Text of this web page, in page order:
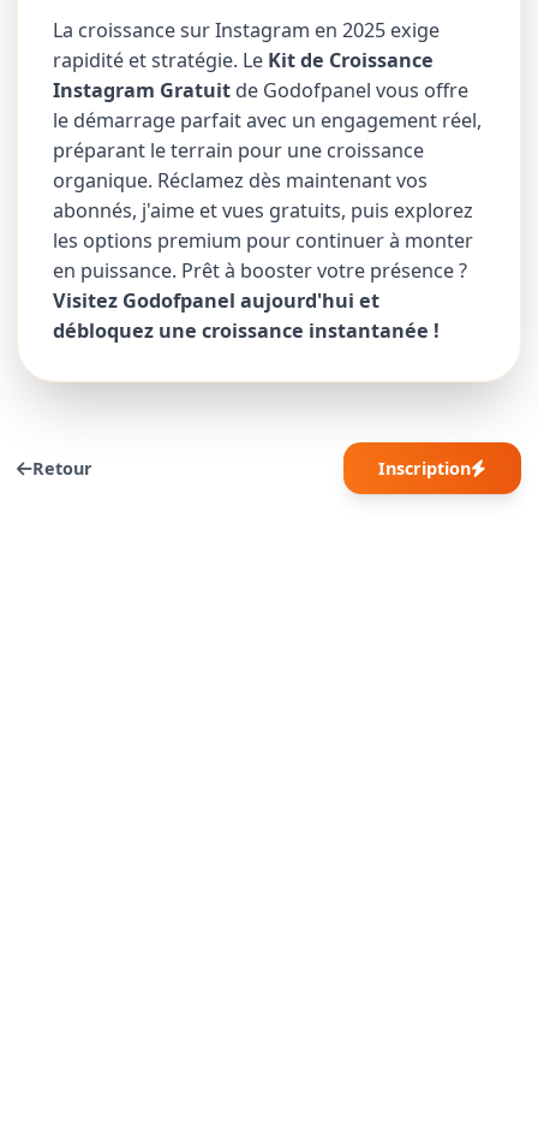
La croissance sur Instagram en 2025 exige
rapidité et stratégie. Le Kit de Croissance
Instagram Gratuit de Godofpanel vous offre
le démarrage parfait avec un engagement réel,
préparant le terrain pour une croissance
organique. Réclamez dès maintenant vos
abonnés, j'aime et vues gratuits, puis explorez
les options premium pour continuer à monter
en puissance. Prêt à booster votre présence ?
Visitez Godofpanel aujourd'hui et
débloquez une croissance instantanée !
Retour Inscription